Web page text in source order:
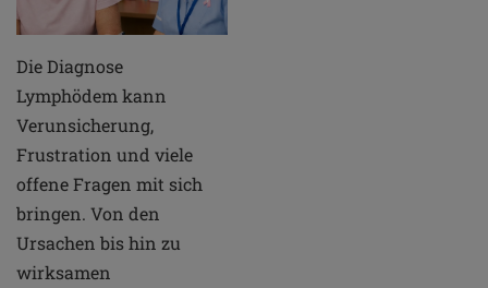
Die Diagnose
Lymphödem kann
Verunsicherung,
Frustration und viele
offene Fragen mit sich
bringen. Von den
Ursachen bis hin zu
wirksamen